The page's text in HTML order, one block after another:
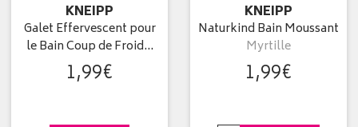
KNEIPP
Galet Effervescent pour
le Bain Coup de Froid…
1,99€
KNEIPP
Naturkind Bain Moussant
Myrtille
1,99€